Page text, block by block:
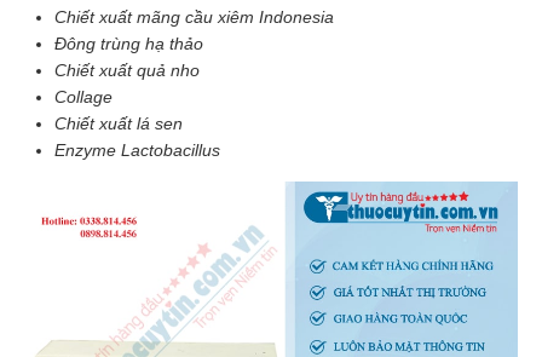
trẻ
Bài
thuốc
hay
bệnh
Chiết xuất mãng cầu xiêm Indonesia
Đông trùng hạ thảo
Chiết xuất quả nho
Collage
Chiết xuất lá sen
Enzyme Lactobacillus